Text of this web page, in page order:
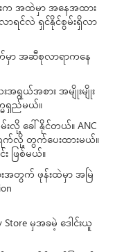
ေးက အထဲမှာ အနေအထား
လာရင်လဲ ရှင်နိုင်စွမ်းရှိလာ
ာက်မှာ အဆီစုလာရာကနေ
အရွယ်အစား အမျိုးမျိုး
မရှည်မယ်။
ခေါ်နိုင်တယ်။ ANC
ရက်လို့ တွက်ပေးထားမယ်။
ဖြစ်မယ်။
းအတွက် ဖုန်းထဲမှာ အမြဲ
Store မှအခမဲ့ ဒေါင်းယူ